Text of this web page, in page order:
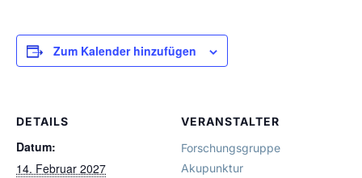
Zum Kalender hinzufügen
DETAILS
Datum:
14. Februar 2027
VERANSTALTER
Forschungsgruppe
Akupunktur